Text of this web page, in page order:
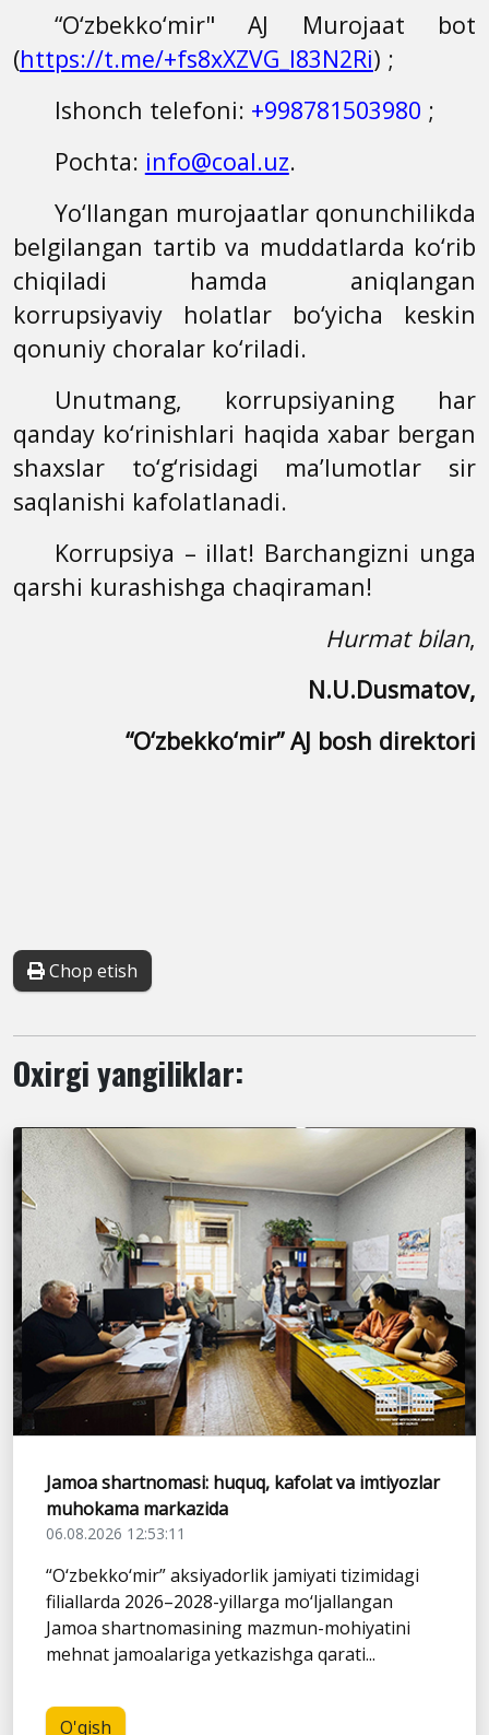
“O‘zbekko‘mir" AJ Murojaat bot
(https://t.me/+fs8xXZVG_I83N2Ri) ;
Ishonch telefoni: +998781503980 ;
Pochta: info@coal.uz.
Yo‘llangan murojaatlar qonunchilikda
belgilangan tartib va muddatlarda ko‘rib
chiqiladi hamda aniqlangan
korrupsiyaviy holatlar bo‘yicha keskin
qonuniy choralar ko‘riladi.
Unutmang, korrupsiyaning har
qanday ko‘rinishlari haqida xabar bergan
shaxslar to‘g‘risidagi ma’lumotlar sir
saqlanishi kafolatlanadi.
Korrupsiya – illat! Barchangizni unga
qarshi kurashishga chaqiraman!
Hurmat bilan,
N.U.Dusmatov,
“O‘zbekko‘mir” AJ bosh direktori
Chop etish
Oxirgi yangiliklar:
Jamoa shartnomasi: huquq, kafolat va imtiyozlar
muhokama markazida
06.08.2026 12:53:11
“O‘zbekko‘mir” aksiyadorlik jamiyati tizimidagi
filiallarda 2026–2028-yillarga mo‘ljallangan
Jamoa shartnomasining mazmun-mohiyatini
mehnat jamoalariga yetkazishga qarati...
O'qish